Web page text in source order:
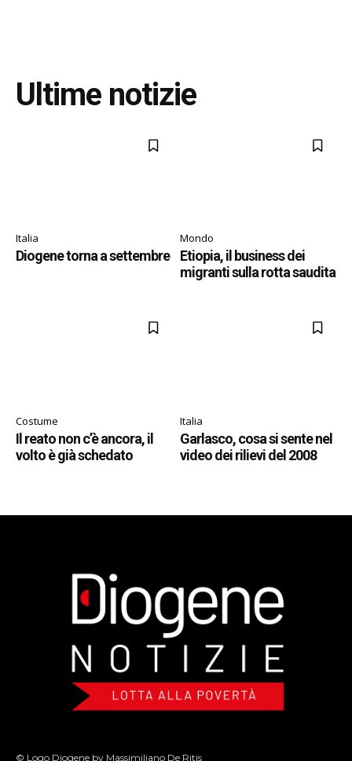
Ultime notizie
Italia
Diogene torna a settembre
Mondo
Etiopia, il business dei
migranti sulla rotta saudita
Costume
Il reato non c’è ancora, il
volto è già schedato
Italia
Garlasco, cosa si sente nel
video dei rilievi del 2008
© Logo Diogene by Massimiliano De Ritis